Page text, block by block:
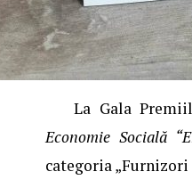
La Gala
Economie Socială
categoria